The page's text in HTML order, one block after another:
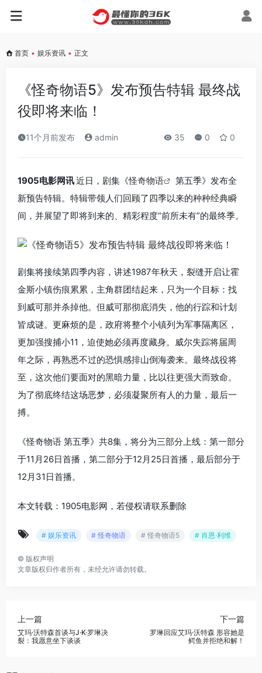
首页 • 娱乐资讯 • 正文
《怪奇物语5》发布预告特辑 最终战
役即将来临！
11个月前发布 admin 35 0 0
1905电影网讯近日，剧集《怪奇物语
第五季》发布全
新预告特辑。特辑带领人们回顾了四季以来的种种经典瞬
间，并展望了即将到来的、精彩程度“前所未有”的最终季。
剧集将接续第四季内容，讲述1987年秋天，裂缝开启让霍
金斯小镇伤痕累累，主角群团结起来，只为一个目标：找
到威可那并杀掉他。但威可那彻底消失，他的行踪和计划
皆成谜。更麻烦的是，政府将整个小镇列为军事隔离区，
更加强搜捕小11，迫使她必须再度藏身。威尔失踪将届周
年之际，再熟悉不过的恐惧感排山倒海袭来。最终战役将
至，这次他们要面对的黑暗力量，比以往更强大而致命。
为了彻底终结这场恶梦，必须凝聚所有人的力量，最后一
搏。
《怪奇物语 第五季》共8集，将分为三部分上线：第一部分
于11月26日首播，第二部分于12月25日首播，最后部分于
12月31日首播。
本文转载：1905电影网，若侵权请联系删除
# 娱乐资讯 # 怪奇物语 # 怪奇物语5 # 肖恩·利维
© 版权声明
文章版权归作者所有，未经允许请勿转载。
上一篇
艾玛·沃特森首谈与J·K·罗琳决
裂：我愿意坐下谈谈
下一篇
罗琳回应艾玛·沃特森 形容她是
鳄鱼并拒绝和解！